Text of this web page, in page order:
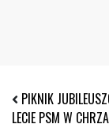
PIKNIK
LECIE PSM W